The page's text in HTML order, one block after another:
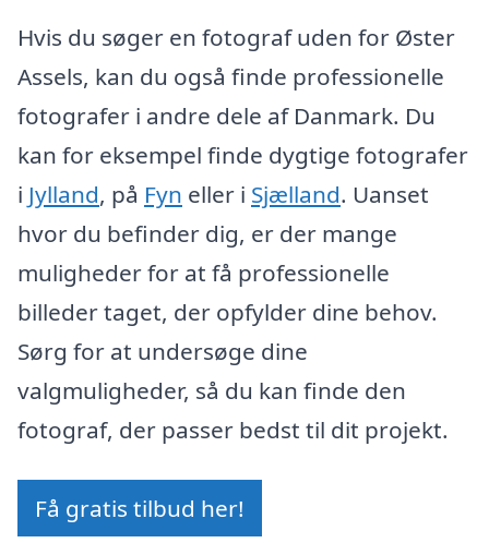
Hvis du søger en fotograf uden for Øster
Assels, kan du også finde professionelle
fotografer i andre dele af Danmark. Du
kan for eksempel finde dygtige fotografer
i Jylland, på Fyn eller i Sjælland. Uanset
hvor du befinder dig, er der mange
muligheder for at få professionelle
billeder taget, der opfylder dine behov.
Sørg for at undersøge dine
valgmuligheder, så du kan finde den
fotograf, der passer bedst til dit projekt.
Få gratis tilbud her!